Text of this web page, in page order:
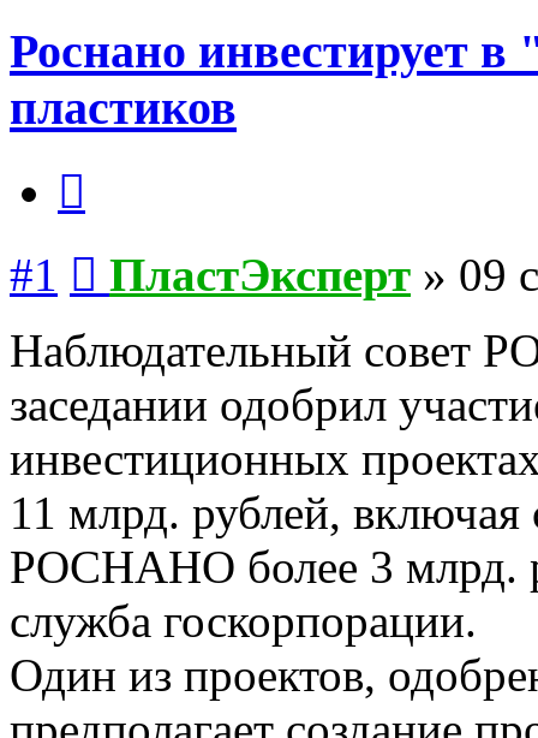
Роснано инвестирует
пластиков
#1 ПластЭксперт » 09
Наблюдательный совет
заседании одобрил
инвестиционных
11 млрд. рублей,
РОСНАНО более 3 млрд.
служба госкорпорации.
Один из проектов,